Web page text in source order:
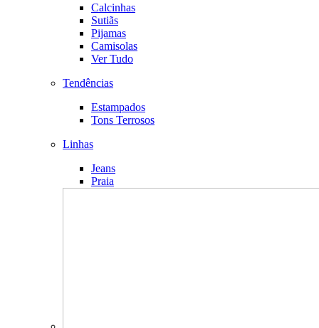
Calcinhas
Sutiãs
Pijamas
Camisolas
Ver Tudo
Tendências
Estampados
Tons Terrosos
Linhas
Jeans
Praia